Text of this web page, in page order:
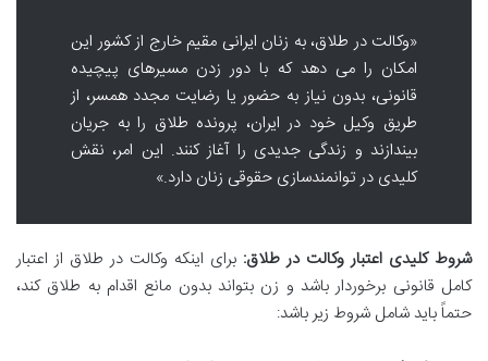
«وکالت در طلاق، به زنان ایرانی مقیم خارج از کشور این
امکان را می دهد که با دور زدن مسیرهای پیچیده
قانونی، بدون نیاز به حضور یا رضایت مجدد همسر، از
طریق وکیل خود در ایران، پرونده طلاق را به جریان
بیندازند و زندگی جدیدی را آغاز کنند. این امر، نقش
کلیدی در توانمندسازی حقوقی زنان دارد.»
شروط کلیدی اعتبار وکالت در طلاق: برای اینکه وکالت در طلاق از اعتبار
کامل قانونی برخوردار باشد و زن بتواند بدون مانع اقدام به طلاق کند،
حتماً باید شامل شروط زیر باشد: